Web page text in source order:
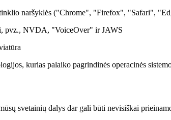
naršyklės ("Chrome", "Firefox", "Safari",
pvz., NVDA, "VoiceOver" ir JAWS
kurias palaiko pagrindinės operacinės
svetainių dalys dar gali būti nevisiškai